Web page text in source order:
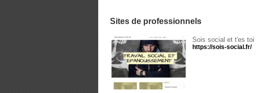
Sites de professionnels
Sois social et t'es toi
https://sois-social.fr/